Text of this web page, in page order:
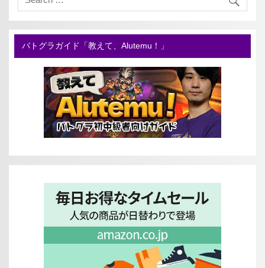
バトグラガイド「教えて、Alutemu！」